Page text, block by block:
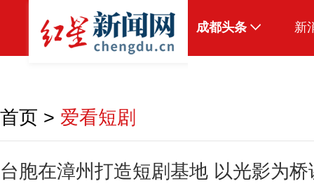
成都头条
头条智造
新
首页 > 爱看短剧
台胞在漳州打造短剧基地 以光影为